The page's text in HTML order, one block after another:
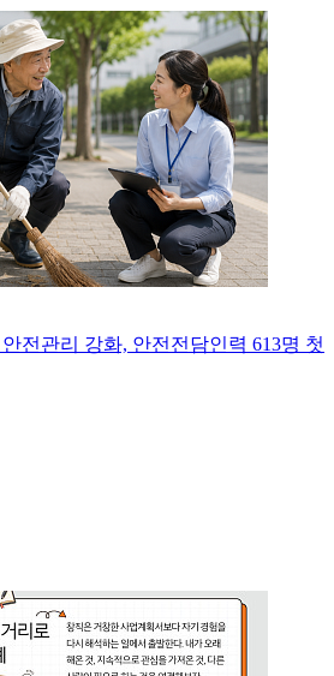
전관리 강화, 안전전담인력 613명 첫